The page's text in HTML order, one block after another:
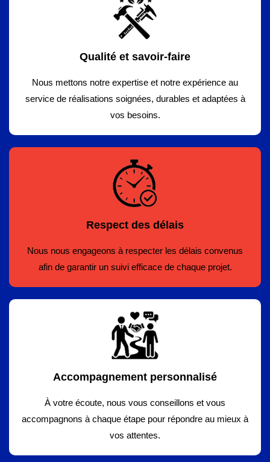
Qualité et savoir-faire
Nous mettons notre expertise et notre expérience au
service de réalisations soignées, durables et adaptées à
vos besoins.
Respect des délais
Nous nous engageons à respecter les délais convenus
afin de garantir un suivi efficace de chaque projet.
Accompagnement personnalisé
À votre écoute, nous vous conseillons et vous
accompagnons à chaque étape pour répondre au mieux à
vos attentes.